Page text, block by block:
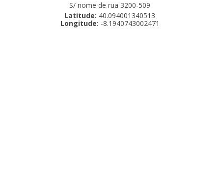
S/ nome de rua 3200-509
Latitude: 40.094001340513
Longitude: -8.1940743002471